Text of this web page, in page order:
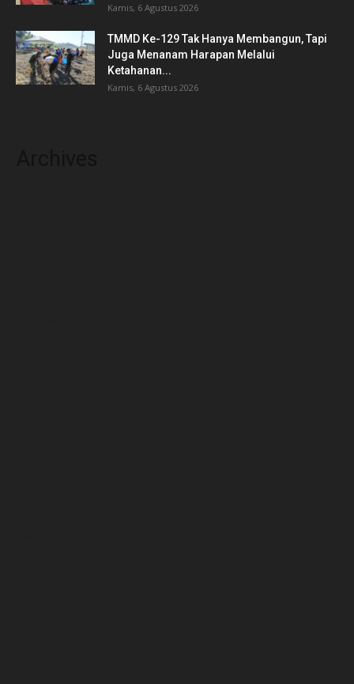
Kamis, 6 Agustus 2026
TMMD Ke-129 Tak Hanya Membangun, Tapi
Juga Menanam Harapan Melalui
Ketahanan...
Kamis, 6 Agustus 2026